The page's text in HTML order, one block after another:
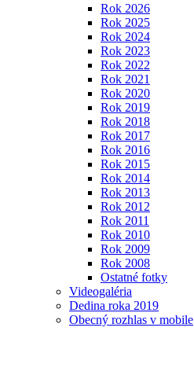
Rok 2026
Rok 2025
Rok 2024
Rok 2023
Rok 2022
Rok 2021
Rok 2020
Rok 2019
Rok 2018
Rok 2017
Rok 2016
Rok 2015
Rok 2014
Rok 2013
Rok 2012
Rok 2011
Rok 2010
Rok 2009
Rok 2008
Ostatné fotky
Videogaléria
Dedina roka 2019
Obecný rozhlas v mobile